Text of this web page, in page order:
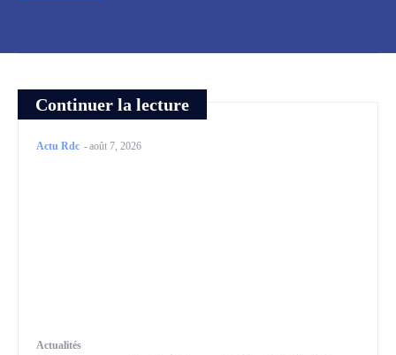
Continuer la lecture
Actu Rdc -août 7, 2026
Actualités